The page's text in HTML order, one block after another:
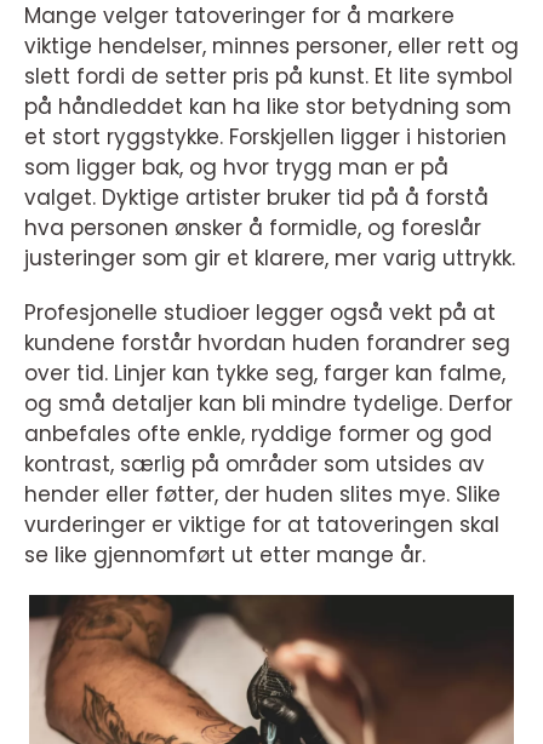
Mange velger tatoveringer for å markere
viktige hendelser, minnes personer, eller rett og
slett fordi de setter pris på kunst. Et lite symbol
på håndleddet kan ha like stor betydning som
et stort ryggstykke. Forskjellen ligger i historien
som ligger bak, og hvor trygg man er på
valget. Dyktige artister bruker tid på å forstå
hva personen ønsker å formidle, og foreslår
justeringer som gir et klarere, mer varig uttrykk.
Profesjonelle studioer legger også vekt på at
kundene forstår hvordan huden forandrer seg
over tid. Linjer kan tykke seg, farger kan falme,
og små detaljer kan bli mindre tydelige. Derfor
anbefales ofte enkle, ryddige former og god
kontrast, særlig på områder som utsides av
hender eller føtter, der huden slites mye. Slike
vurderinger er viktige for at tatoveringen skal
se like gjennomført ut etter mange år.